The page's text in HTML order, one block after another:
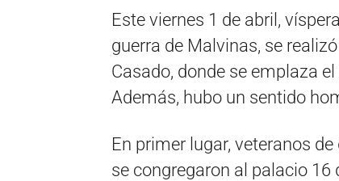
Este viernes 1 de abril,
guerra de Malvinas, se
Casado, donde se emplaza
Además, hubo un sentido
En primer lugar, veteranos
se congregaron al palacio 16